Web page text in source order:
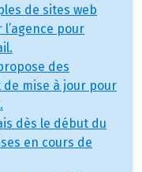
de sites web
pour
des
mise à jour pour
dès le début du
en cours de